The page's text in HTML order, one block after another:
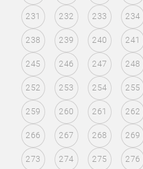
231 232 233 234
238 239 240 241
245 246 247 248
252 253 254 255
259 260 261 262
266 267 268 269
273 274 275 276